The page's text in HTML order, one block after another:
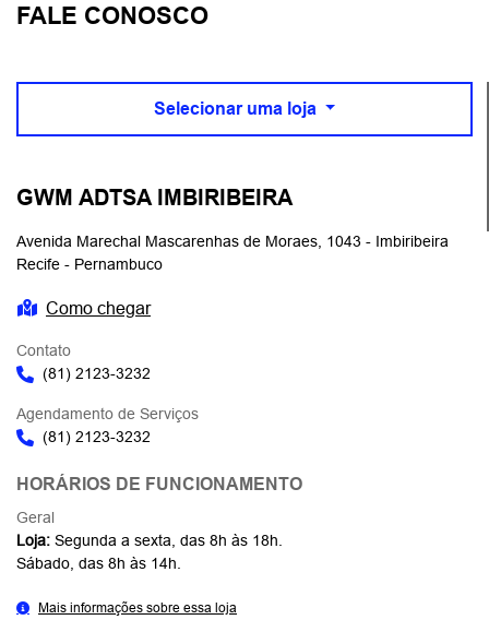
FALE CONOSCO
Selecionar uma loja
GWM ADTSA IMBIRIBEIRA
Avenida Marechal Mascarenhas de Moraes, 1043 - Imbiribeira
Recife - Pernambuco
Como chegar
Contato
(81) 2123-3232
Agendamento de Serviços
(81) 2123-3232
HORÁRIOS DE FUNCIONAMENTO
Geral
Loja: Segunda a sexta, das 8h às 18h.
Sábado, das 8h às 14h.
Mais informações sobre essa loja